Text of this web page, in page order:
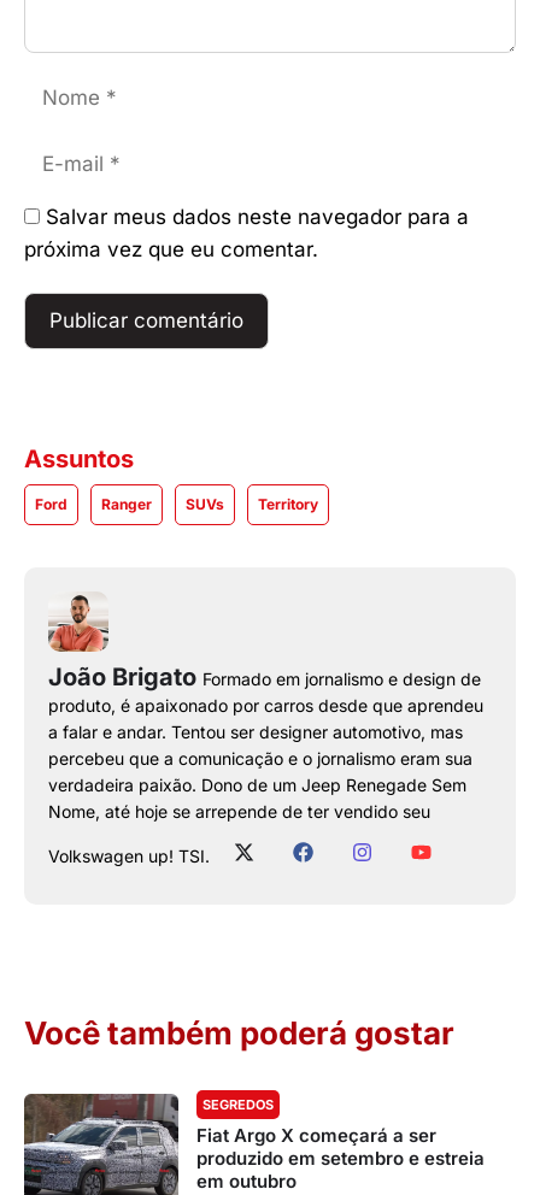
mail
Salvar meus dados neste navegador para a
próxima vez que eu comentar.
Assuntos
Ford Ranger SUVs Territory
João Brigato Formado em jornalismo e design de
produto, é apaixonado por carros desde que aprendeu
a falar e andar. Tentou ser designer automotivo, mas
percebeu que a comunicação e o jornalismo eram sua
verdadeira paixão. Dono de um Jeep Renegade Sem
Nome, até hoje se arrepende de ter vendido seu
Volkswagen up! TSI.
Você também poderá gostar
SEGREDOS
Fiat Argo X começará a ser
produzido em setembro e estreia
em outubro